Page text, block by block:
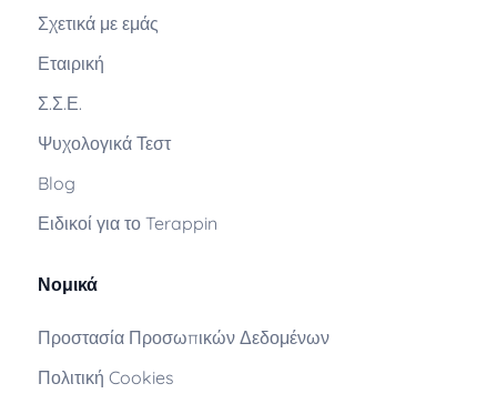
Σχετικά με εμάς
Εταιρική
Σ.Σ.Ε.
Ψυχολογικά Τεστ
Blog
Ειδικοί για το Terappin
Νομικά
Προστασία Προσωπικών Δεδομένων
Πολιτική Cookies